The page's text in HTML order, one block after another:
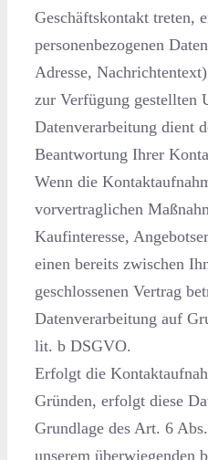
Geschäftskontakt treten,
personenbezogenen
Adresse,
zur Verfügung gestellten
Datenverarbeitung dient
Beantwortung Ihrer
Wenn die
vorvertraglichen
Kaufinteresse,
einen bereits zwischen
geschlossenen Vertrag
Datenverarbeitung auf
lit. b DSGVO.
Erfolgt die
Gründen, erfolgt diese
Grundlage des Art. 6
unserem überwiegenden